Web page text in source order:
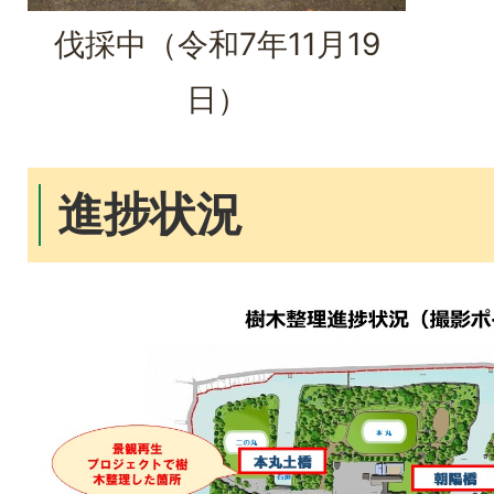
伐採中（令和7年11月19
日）
進捗状況